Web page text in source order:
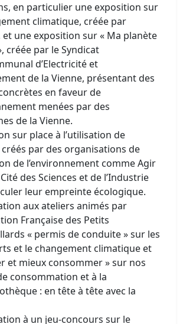
en particulier une exposition sur
climatique, créée par
et une exposition sur « Ma planète
créée par le Syndicat
d’Electricité et
de la Vienne, présentant des
en faveur de
menées par des
de la Vienne.
sur place à l’utilisation de
par des organisations de
de l’environnement comme Agir
des Sciences et de l’Industrie
leur empreinte écologique.
aux ateliers animés par
Française des Petits
« permis de conduite » sur les
et le changement climatique et
et mieux consommer » sur nos
consommation et à la
: en tête à tête avec la
à un jeu-concours sur le